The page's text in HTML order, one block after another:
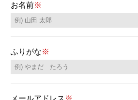
お名前※
ふりがな※
メールアドレス ※